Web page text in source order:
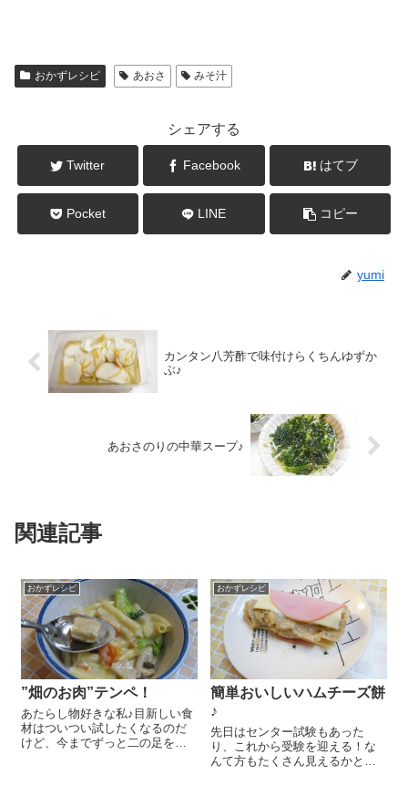
おかずレシピ あおさ みそ汁
シェアする
Twitter Facebook はてブ
Pocket LINE コピー
yumi
カンタン八芳酢で味付けらくちんゆずか
ぶ♪
あおさのりの中華スープ♪
関連記事
おかずレシピ
”畑のお肉”テンペ！
あたらし物好きな私♪目新しい食
材はついつい試したくなるのだ
けど、今までずっと二の足を踏
おかずレシピ
簡単おいしいハムチーズ餅
♪
先日はセンター試験もあった
り、これから受験を迎える！な
んて方もたくさん見えるかと思